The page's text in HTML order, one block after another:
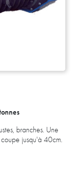
branches. Une
jusqu'à 40cm.